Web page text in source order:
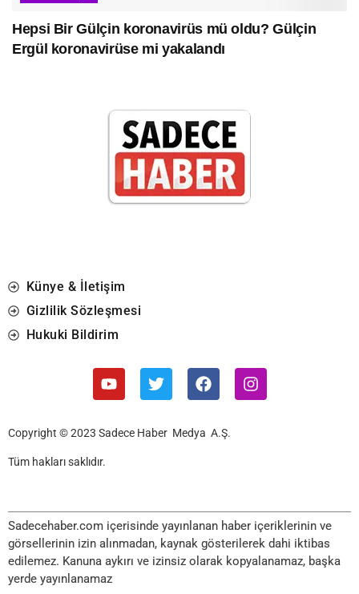
Hepsi Bir Gülçin koronavirüs mü oldu? Gülçin
Ergül koronavirüse mi yakalandı
Künye & İletişim
Gizlilik Sözleşmesi
Hukuki Bildirim
Copyright © 2023 Sadece Haber Medya A.Ş.
Tüm hakları saklıdır.
Sadecehaber.com içerisinde yayınlanan haber içeriklerinin ve
görsellerinin izin alınmadan, kaynak gösterilerek dahi iktibas
edilemez. Kanuna aykırı ve izinsiz olarak kopyalanamaz, başka
yerde yayınlanamaz